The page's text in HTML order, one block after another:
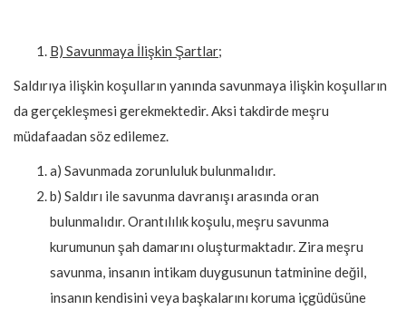
B) Savunmaya İlişkin Şartlar;
Saldırıya ilişkin koşulların yanında savunmaya ilişkin koşulların
da gerçekleşmesi gerekmektedir. Aksi takdirde meşru
müdafaadan söz edilemez.
a) Savunmada zorunluluk bulunmalıdır.
b) Saldırı ile savunma davranışı arasında oran
bulunmalıdır. Orantılılık koşulu, meşru savunma
kurumunun şah damarını oluşturmaktadır. Zira meşru
savunma, insanın intikam duygusunun tatminine değil,
insanın kendisini veya başkalarını koruma içgüdüsüne